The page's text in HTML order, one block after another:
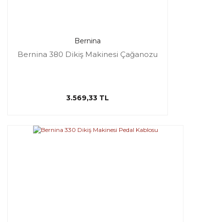
Bernina
Bernina 380 Dikiş Makinesi Çağanozu
3.569,33 TL